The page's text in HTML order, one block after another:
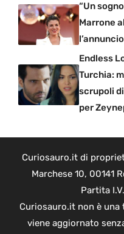
“Un
Marrone
Endless
Turchia:
scrupoli
per
Curiosauro.it di
Marchese 10, 00141
Partita
Curiosauro.it non è
viene aggiornato